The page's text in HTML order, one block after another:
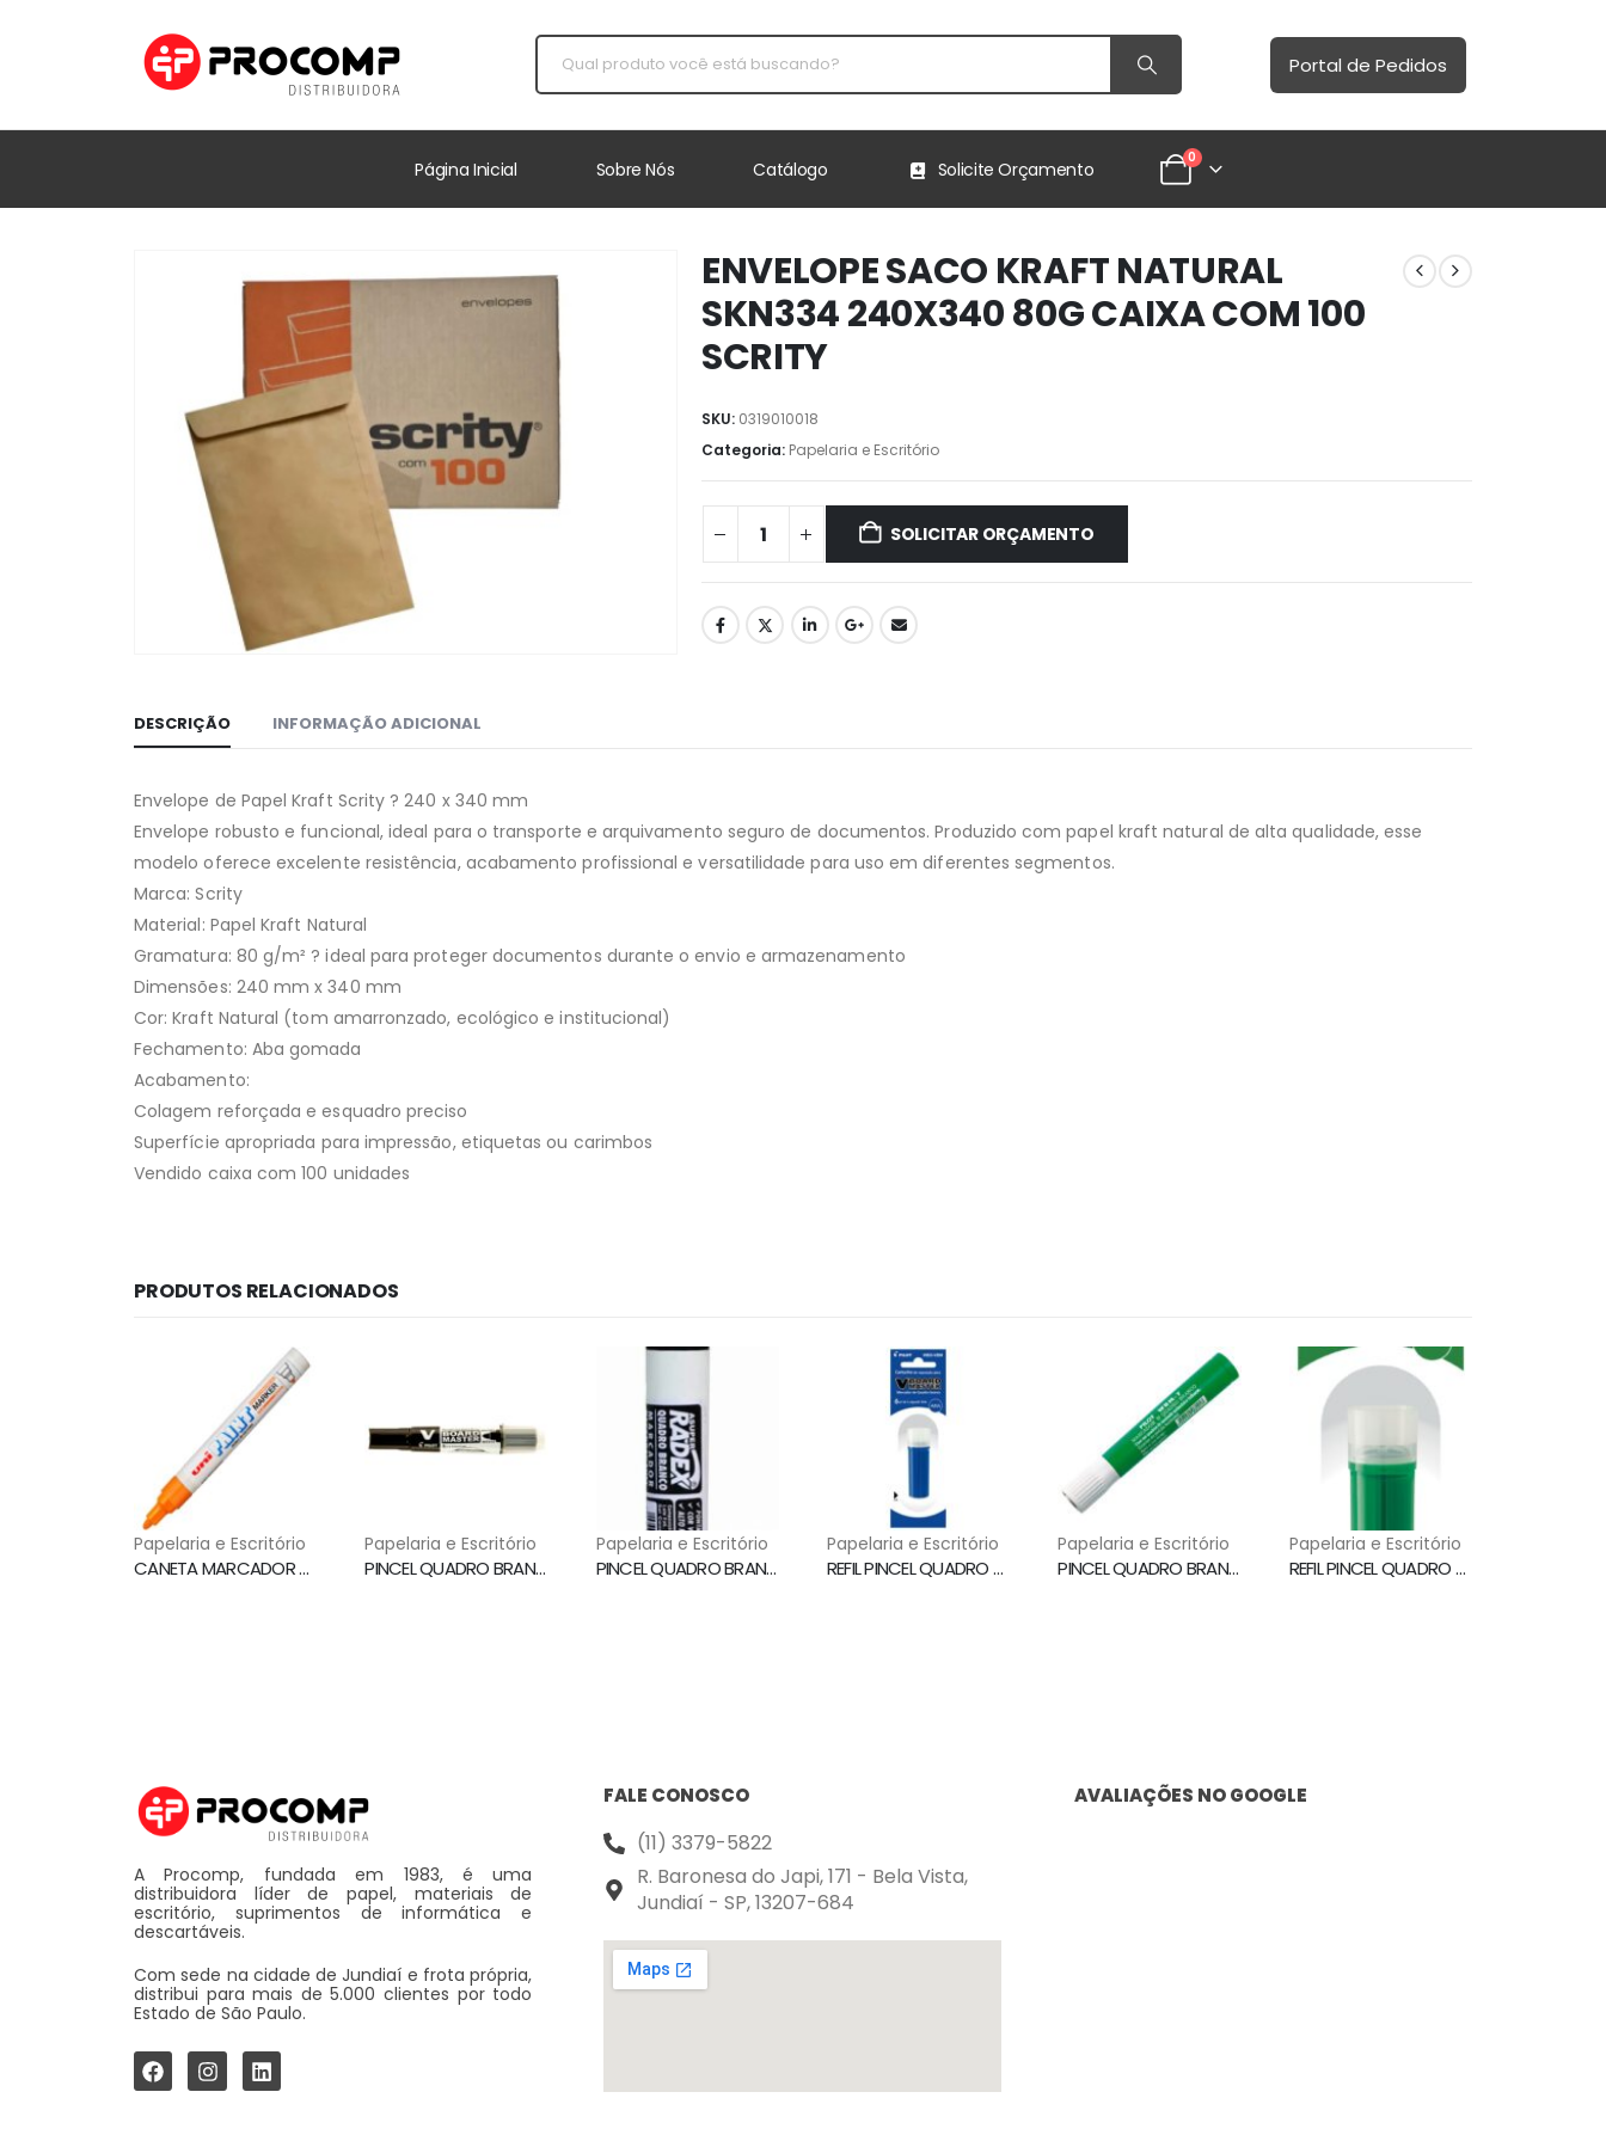
Portal de Pedidos
Página Inicial Sobre Nós Catálogo Solicite Orçamento
0
ENVELOPE SACO KRAFT NATURAL
SKN334 240X340 80G CAIXA COM 100
SCRITY
SKU: 0319010018
Categoria: Papelaria e Escritório
SOLICITAR ORÇAMENTO
DESCRIÇÃO INFORMAÇÃO ADICIONAL
Envelope de Papel Kraft Scrity ? 240 x 340 mm
Envelope robusto e funcional, ideal para o transporte e arquivamento seguro de documentos. Produzido com papel kraft natural de alta qualidade, esse
modelo oferece excelente resistência, acabamento profissional e versatilidade para uso em diferentes segmentos.
Marca: Scrity
Material: Papel Kraft Natural
Gramatura: 80 g/m² ? ideal para proteger documentos durante o envio e armazenamento
Dimensões: 240 mm x 340 mm
Cor: Kraft Natural (tom amarronzado, ecológico e institucional)
Fechamento: Aba gomada
Acabamento:
Colagem reforçada e esquadro preciso
Superfície apropriada para impressão, etiquetas ou carimbos
Vendido caixa com 100 unidades
PRODUTOS RELACIONADOS
Papelaria e Escritório
CANETA MARCADOR PERMANENTE PX-20 LARANJA UNI PAINT MARKER
Papelaria e Escritório
PINCEL QUADRO BRANCO WBMA RECARREGAVEL PRETO PILOT
Papelaria e Escritório
PINCEL QUADRO BRANCO RECARREGAVEL PRETO RADEX
Papelaria e Escritório
REFIL PINCEL QUADRO BRANCO AZUL WBS-VBM PILOT
Papelaria e Escritório
PINCEL QUADRO BRANCO WBM7 VERDE PILOT
Papelaria e Escritório
REFIL PINCEL QUADRO BRANCO VERDE WBS-VBM PILOT
A Procomp, fundada em 1983, é uma
distribuidora líder de papel, materiais de
escritório, suprimentos de informática e
descartáveis.
Com sede na cidade de Jundiaí e frota própria,
distribui para mais de 5.000 clientes por todo
Estado de São Paulo.
FALE CONOSCO
(11) 3379-5822
R. Baronesa do Japi, 171 - Bela Vista,
Jundiaí - SP, 13207-684
AVALIAÇÕES NO GOOGLE